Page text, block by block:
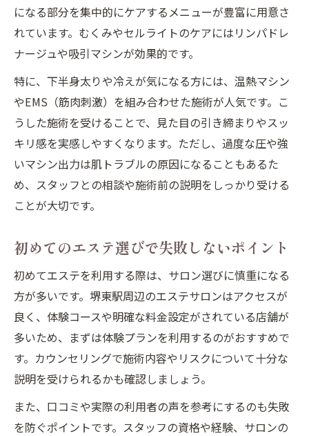
になる部分を集中的にケアするメニューが豊富に用意さ
れています。むくみやセルライトのケアにはリンパドレ
ナージュや吸引マシンが効果的です。
特に、下半身太りや冷えが気になる方には、温熱マシン
やEMS（筋肉刺激）を組み合わせた施術が人気です。こ
うした施術を受けることで、見た目の引き締まりやスッ
キリ感を実感しやすくなります。ただし、過度な圧や強
いマシン出力は肌トラブルの原因になることもあるた
め、スタッフとの相談や施術前の説明をしっかり受ける
ことが大切です。
初めてのエステ選びで失敗しないポイント
初めてエステを利用する際は、サロン選びに慎重になる
方が多いです。堺東駅周辺のエステサロンはアクセスが
良く、体験コースや明確な料金設定がされている店舗が
多いため、まずは体験プランを利用するのがおすすめで
す。カウンセリングで施術内容やリスクについて十分な
説明を受けられるかも確認しましょう。
また、口コミや実際の利用者の声を参考にするのも失敗
を防ぐポイントです。スタッフの資格や経験、サロンの